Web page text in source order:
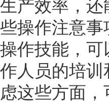
生产效率，
些操作注意
操作技能，
作人员的培
虑这些方面